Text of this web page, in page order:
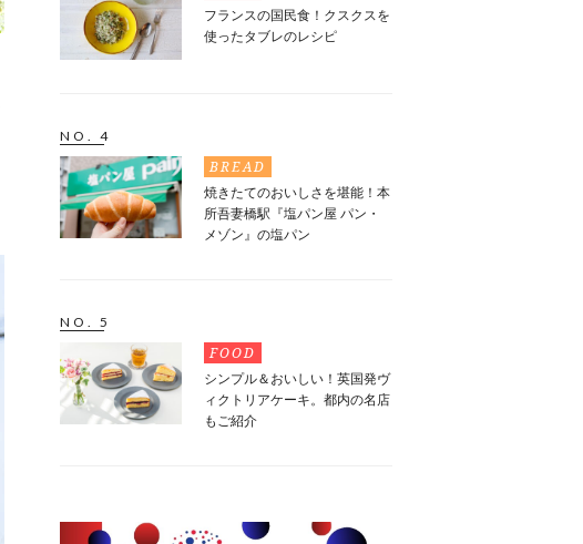
フランスの国民食！クスクスを
使ったタブレのレシピ
NO. 4
BREAD
焼きたてのおいしさを堪能！本
所吾妻橋駅『塩パン屋 パン・
メゾン』の塩パン
NO. 5
FOOD
シンプル＆おいしい！英国発ヴ
ィクトリアケーキ。都内の名店
もご紹介